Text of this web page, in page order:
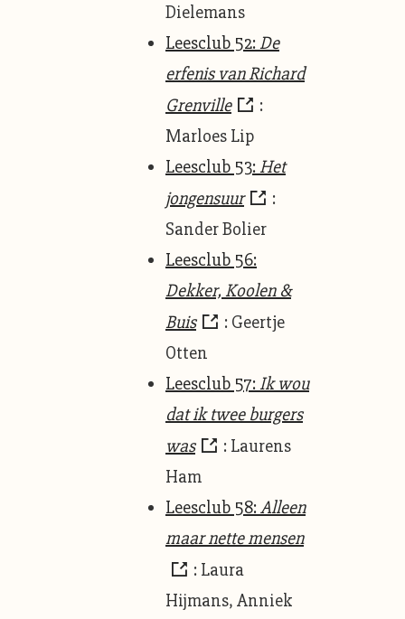
Dielemans
Leesclub 52:De
erfenis van Richard
Grenville
:
Marloes Lip
Leesclub 53:Het
jongensuur
:
Sander Bolier
Leesclub 56:
Dekker, Koolen &
Buis
: Geertje
Otten
Leesclub 57:Ik wou
dat ik twee burgers
was
: Laurens
Ham
Leesclub 58:Alleen
maar nette mensen
: Laura
Hijmans, Anniek